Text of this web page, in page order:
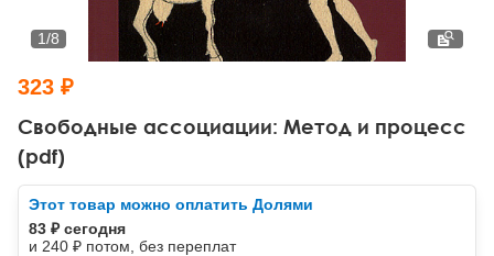
Тревожные расстройства, панические атаки
Психодрама
Другие направления психотерапии
Классический, эриксоновский гипноз и НЛП
НЛП
Психология труда и эргономика
Социальная психология
Социальная и организационная психология
Классический и юнгианский психоанализ
Свободные ассоциации: Метод и процесс
(pdf)
1/8
323 ₽
Этот товар можно оплатить Долями
83 ₽ сегодня
и 240 ₽ потом, без переплат